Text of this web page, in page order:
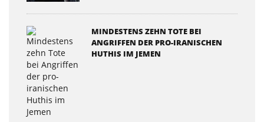
MINDESTENS ZEHN TOTE BEI
ANGRIFFEN DER PRO-IRANISCHEN
HUTHIS IM JEMEN